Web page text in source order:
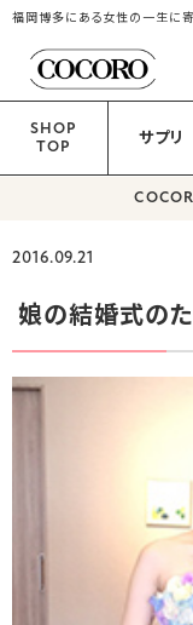
福岡博多にある女性の一生に
SHOP
TOP
サプリ
2016.09.21
娘の結婚式の